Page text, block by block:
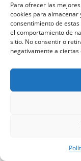
Para ofrecer las
cookies para almacenar
consentimiento de
el comportamiento de
sitio. No consentir o
negativamente a